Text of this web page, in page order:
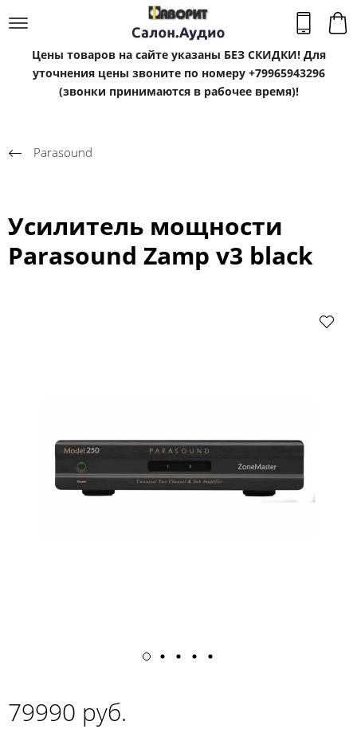
Цены товаров на сайте указаны БЕЗ СКИДКИ! Для
уточнения цены звоните по номеру +79965943296
(звонки принимаются в рабочее время)!
Parasound
Усилитель мощности
Parasound Zamp v3 black
79990 руб.